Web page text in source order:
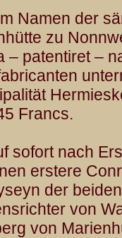
Namen der
zu
– patentiret –
Francs.
sofort nach
erstere
der
von
von